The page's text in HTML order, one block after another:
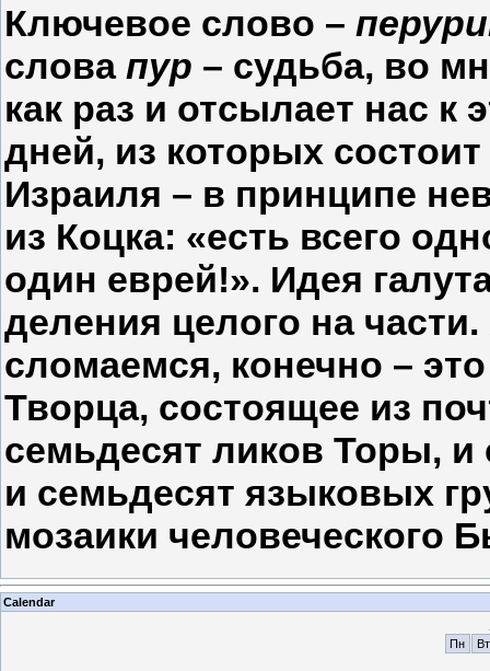
Ключевое слово –
слова пур – судьба, во
как раз и отсылает нас
дней, из которых
Израиля – в принципе
из Коцка: «есть всего
один еврей!». Идея
деления целого на
сломаемся, конечно –
Творца, состоящее из
семьдесят ликов Торы, и
и семьдесят языковых
мозаики человеческого
Calendar
Пн
Вт